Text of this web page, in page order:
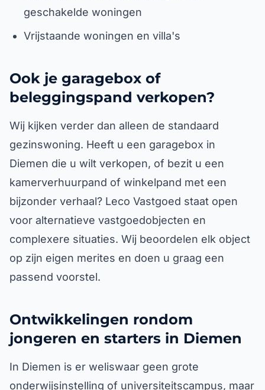
geschakelde woningen
Vrijstaande woningen en villa's
Ook je garagebox of
beleggingspand verkopen?
Wij kijken verder dan alleen de standaard
gezinswoning. Heeft u een garagebox in
Diemen die u wilt verkopen, of bezit u een
kamerverhuurpand of winkelpand met een
bijzonder verhaal? Leco Vastgoed staat open
voor alternatieve vastgoedobjecten en
complexere situaties. Wij beoordelen elk object
op zijn eigen merites en doen u graag een
passend voorstel.
Ontwikkelingen rondom
jongeren en starters in Diemen
In Diemen is er weliswaar geen grote
onderwijsinstelling of universiteitscampus, maar